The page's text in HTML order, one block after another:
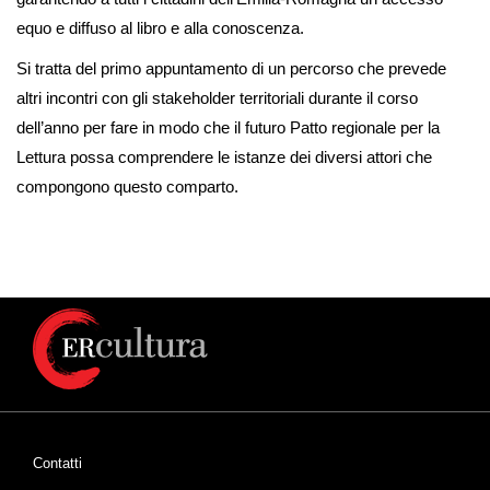
equo e diffuso al libro e alla conoscenza.
Si tratta del primo appuntamento di un percorso che prevede
altri incontri con gli stakeholder territoriali durante il corso
dell’anno per fare in modo che il futuro Patto regionale per la
Lettura possa comprendere le istanze dei diversi attori che
compongono questo comparto.
Contatti